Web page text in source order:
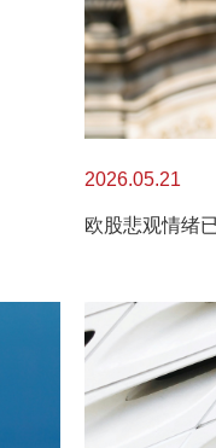
2026.05.21
欧股悲观情绪